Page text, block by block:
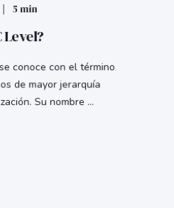
5 min
conoce con el término
de mayor jerarquía
Su nombre ...